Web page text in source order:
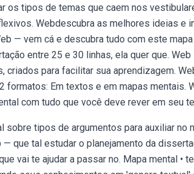
os tipos de temas que caem nos
Webdescubra as melhores ideias e
— vem cá e descubra tudo com este
entre 25 e 30 linhas, ela quer que.
para facilitar sua aprendizagem.
Em textos e em mapas mentais.
com tudo que você deve rever em seu
tipos de argumentos para auxiliar no
que tal estudar o planejamento da
vai te ajudar a passar no. Mapa mental •